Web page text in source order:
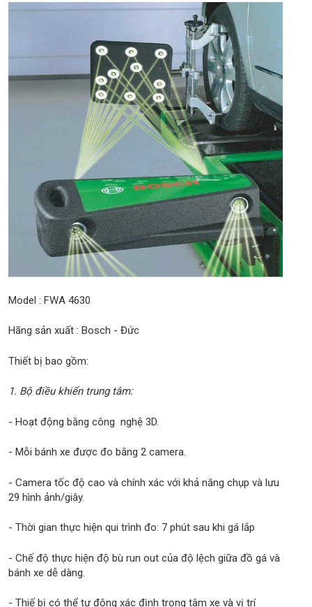
Model : FWA 4630
Hãng sản xuất : Bosch - Đức
Thiết bị bao gồm:
1. Bộ điều khiển trung tâm:
- Hoạt động bằng công nghệ 3D.
- Mỗi bánh xe được đo bằng 2 camera.
- Camera tốc độ cao và chính xác với khả năng chụp và lưu
29 hình ảnh/giây.
- Thời gian thực hiện qui trình đo: 7 phút sau khi gá lắp
- Chế độ thực hiện độ bù run out của độ lệch giữa đồ gá và
bánh xe dễ dàng.
- Thiế bị có thể tự động xác định trọng tâm xe và vị trí